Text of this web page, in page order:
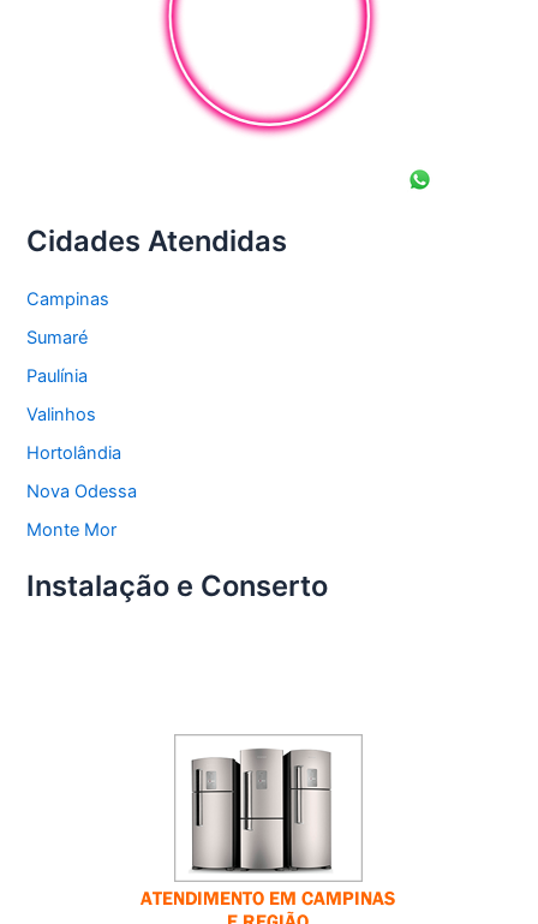
Cidades Atendidas
Campinas
Sumaré
Paulínia
Valinhos
Hortolândia
Nova Odessa
Monte Mor
Instalação e Conserto